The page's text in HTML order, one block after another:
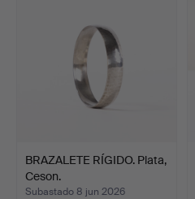
BRAZALETE RÍGIDO. Plata,
Ceson.
Subastado 8 jun 2026